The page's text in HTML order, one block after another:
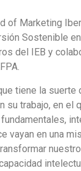
of Marketing
Sostenible
del IEB y
tiene la suerte
su trabajo, en el
vayan en una